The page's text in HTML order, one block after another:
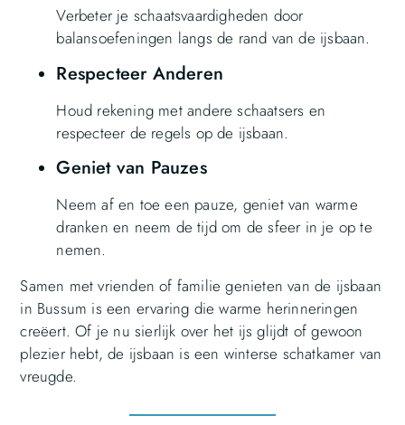
Verbeter je schaatsvaardigheden door
balansoefeningen langs de rand van de ijsbaan.
Respecteer Anderen
Houd rekening met andere schaatsers en
respecteer de regels op de ijsbaan.
Geniet van Pauzes
Neem af en toe een pauze, geniet van warme
dranken en neem de tijd om de sfeer in je op te
nemen.
Samen met vrienden of familie genieten van de ijsbaan
in Bussum is een ervaring die warme herinneringen
creëert. Of je nu sierlijk over het ijs glijdt of gewoon
plezier hebt, de ijsbaan is een winterse schatkamer van
vreugde.